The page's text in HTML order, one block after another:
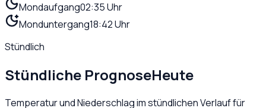
Mondaufgang02:35 Uhr
Monduntergang18:42 Uhr
Stündlich
Stündliche PrognoseHeute
Temperatur und Niederschlag im stündlichen Verlauf für